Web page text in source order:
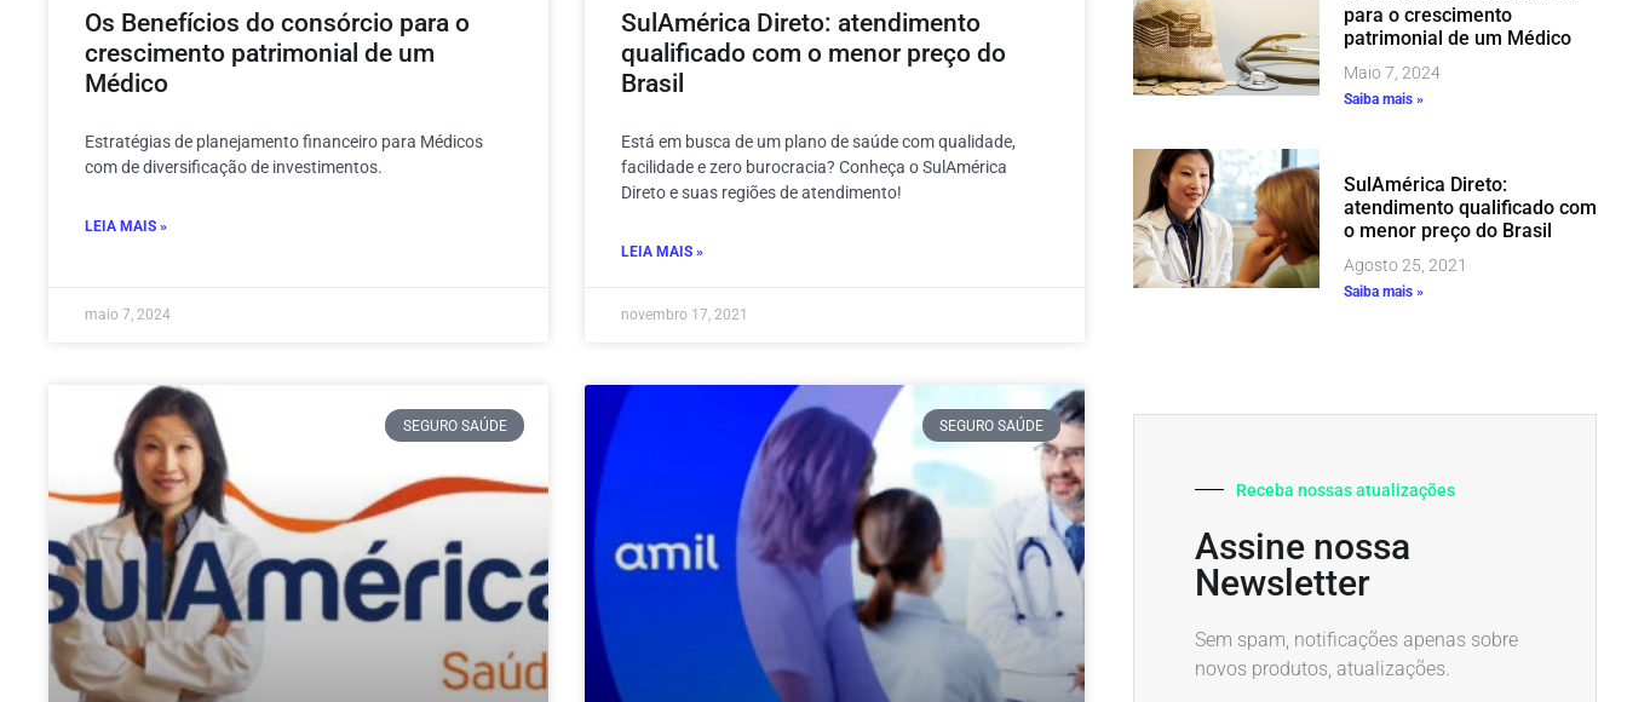
Os Benefícios do consórcio para o
crescimento patrimonial de um
Médico
Estratégias de planejamento financeiro para Médicos
com de diversificação de investimentos.
LEIA MAIS »
maio 7, 2024
SulAmérica Direto: atendimento
qualificado com o menor preço do
Brasil
Está em busca de um plano de saúde com qualidade,
facilidade e zero burocracia? Conheça o SulAmérica
Direto e suas regiões de atendimento!
LEIA MAIS »
novembro 17, 2021
SEGURO SAÚDE SEGURO SAÚDE
para o crescimento
patrimonial de um Médico
Maio 7, 2024
Saiba mais »
SulAmérica Direto:
atendimento qualificado com
o menor preço do Brasil
Agosto 25, 2021
Saiba mais »
Receba nossas atualizações
Assine nossa
Newsletter
Sem spam, notificações apenas sobre
novos produtos, atualizações.